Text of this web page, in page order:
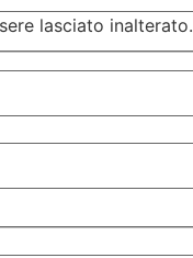
lasciato inalterato.